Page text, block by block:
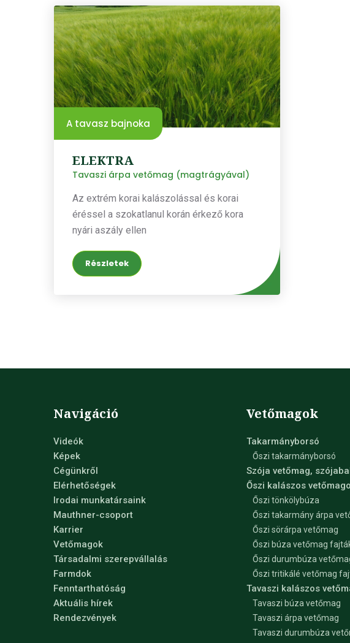
A tavasz bajnoka
ELEKTRA
Tavaszi árpa vetőmag (magtrágyával)
Az extrém korai kalászolással és korai
éréssel a szokatlanul korán érkező kora
nyári aszály ellen
Részletek
Navigáció
Videók
Képek
Cégünkről
Elérhetőségek
Irodai munkatársaink
Mauthner-csoport
Karrier
Vetőmagok
Társadalmi szerepvállalás
Farmdok
Fenntarthatóság
Aktuális hírek
Rendezvények
Vetőmagok
Takarmányborsó
Őszi takarmányborsó
Szója vetőmag,
Őszi kalászos
Őszi tönkölybúza
Őszi takarmány árpa
Őszi sörárpa vetőmag
Őszi búza vetőmag
Őszi durumbúza
Őszi tritikálé vetőmag
Tavaszi kalászos
Tavaszi búza vetőmag
Tavaszi árpa vetőmag
Tavaszi durumbúza